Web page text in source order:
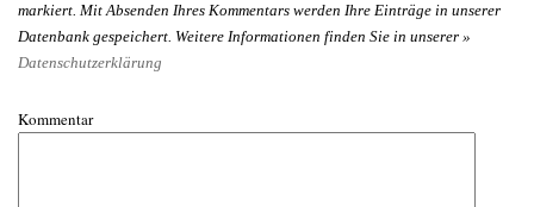
markiert. Mit Absenden Ihres Kommentars werden Ihre Einträge in unserer
Datenbank gespeichert. Weitere Informationen finden Sie in unserer »
Datenschutzerklärung
Kommentar